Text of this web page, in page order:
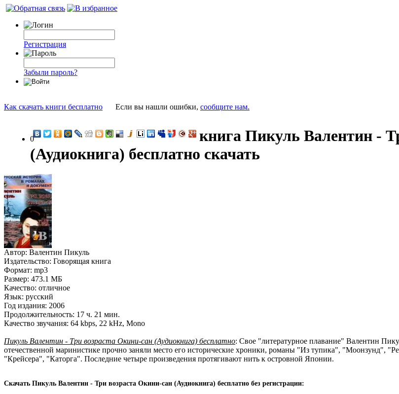
Регистрация
Забыли пароль?
Как скачать книги бесплатно Если вы нашли ошибки, сообщите нам.
0
книга Пикуль Валентин -
(Аудиокнига) бесплатно скачать
Автор: Валентин Пикуль
Издательство: Говорящая книга
Формат: mp3
Размер: 473.1 МБ
Качество: отличное
Язык: русский
Год издания: 2006
Продолжительность: 17 ч. 21 мин.
Качество звучания: 64 kbps, 22 kHz, Mono
Пикуль Валентин - Три возраста Окини-сан (Аудиокнига) бесплатно: Свое "литературное плавание" Валентин
отечественной маринистике прочно заняли место его исторические хроники, романы "Из тупика", "Моонзунд",
"Крейсера", "Каторга". Последние четыре произведения протягивают нить к островной Японии.
Скачать Пикуль Валентин - Три возраста Окини-сан (Аудиокнига) бесплатно без регистрации: